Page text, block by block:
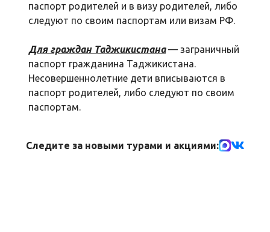
паспорт родителей и в визу родителей, либо
следуют по своим паспортам или визам РФ.
Для граждан Таджикистана— заграничный
паспорт гражданина Таджикистана.
Несовершеннолетние дети вписываются в
паспорт родителей, либо следуют по своим
паспортам.
Следите за новыми турами и акциями: